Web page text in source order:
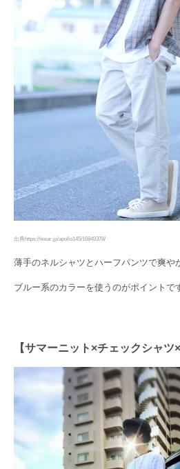
出典https://wear.jp/apollo145/16849378/
薄手のネルシャツとハーフパンツで爽や
ブルー系のカラーを使うのがポイントで
【サマーニット×チェックシャツ